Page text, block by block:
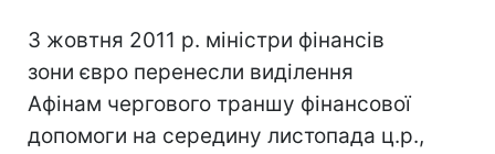
3 жовтня 2011 р. міністри фінансів
зони євро перенесли виділення
Афінам чергового траншу фінансової
допомоги на середину листопада ц.р.,